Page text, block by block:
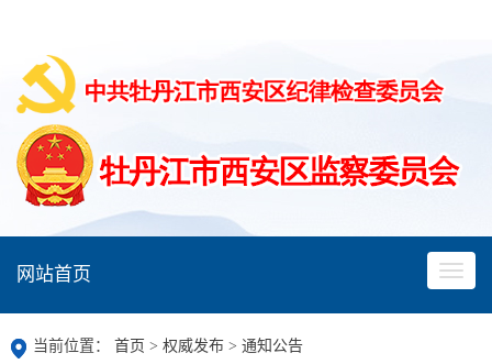
网站首页
当前位置： 首页 > 权威发布 > 通知公告